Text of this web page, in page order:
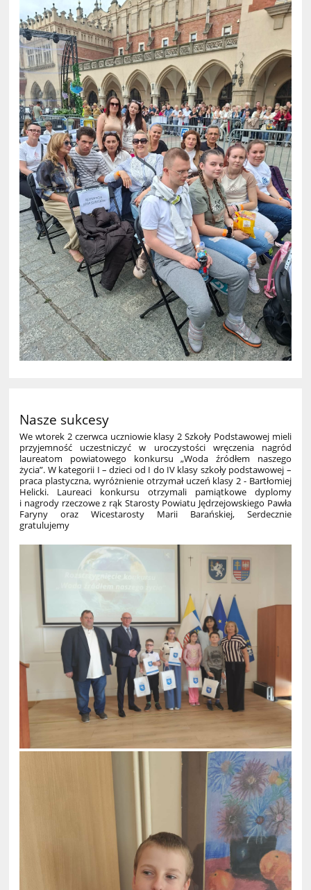
Nasze sukcesy
We wtorek 2 czerwca uczniowie klasy 2 Szkoły Podstawowej mieli
przyjemność uczestniczyć w uroczystości wręczenia nagród
laureatom powiatowego konkursu „Woda źródłem naszego
życia”. W kategorii I – dzieci od I do IV klasy szkoły podstawowej –
praca plastyczna, wyróżnienie otrzymał uczeń klasy 2 - Bartłomiej
Helicki. Laureaci konkursu otrzymali pamiątkowe dyplomy
i nagrody rzeczowe z rąk Starosty Powiatu Jędrzejowskiego Pawła
Faryny oraz Wicestarosty Marii Barańskiej, Serdecznie
gratulujemy